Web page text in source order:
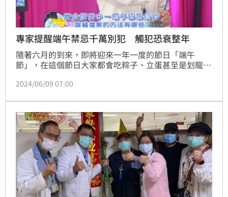
專家提醒端午禁忌千萬別犯 觸犯恐衰整年
隨著六月的到來，即將迎來一年一度的節日「端午
節」，在這個節日大家都會吃粽子、立蛋甚至是划龍舟
透露有哪些禁忌要注意，尤其是這一項物品絕對不能離
2024/06/09 07:00